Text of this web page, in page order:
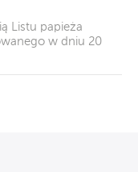
Listu papieża
w dniu 20